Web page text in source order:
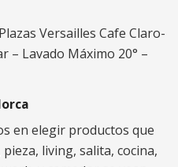
Versailles Cafe Claro-
– Lavado Máximo 20° –
en elegir productos que
living, salita, cocina,